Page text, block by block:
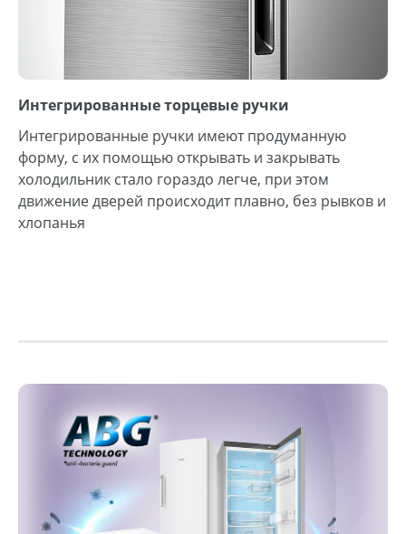
Интегрированные торцевые ручки
Интегрированные ручки имеют продуманную
форму, с их помощью открывать и закрывать
холодильник стало гораздо легче, при этом
движение дверей происходит плавно, без рывков и
хлопанья